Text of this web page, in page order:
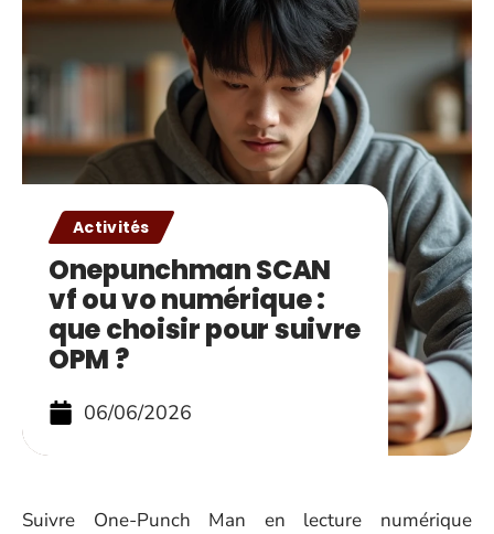
Activités
Onepunchman SCAN
vf ou vo numérique :
que choisir pour suivre
OPM ?
06/06/2026
Suivre One-Punch Man en lecture numérique